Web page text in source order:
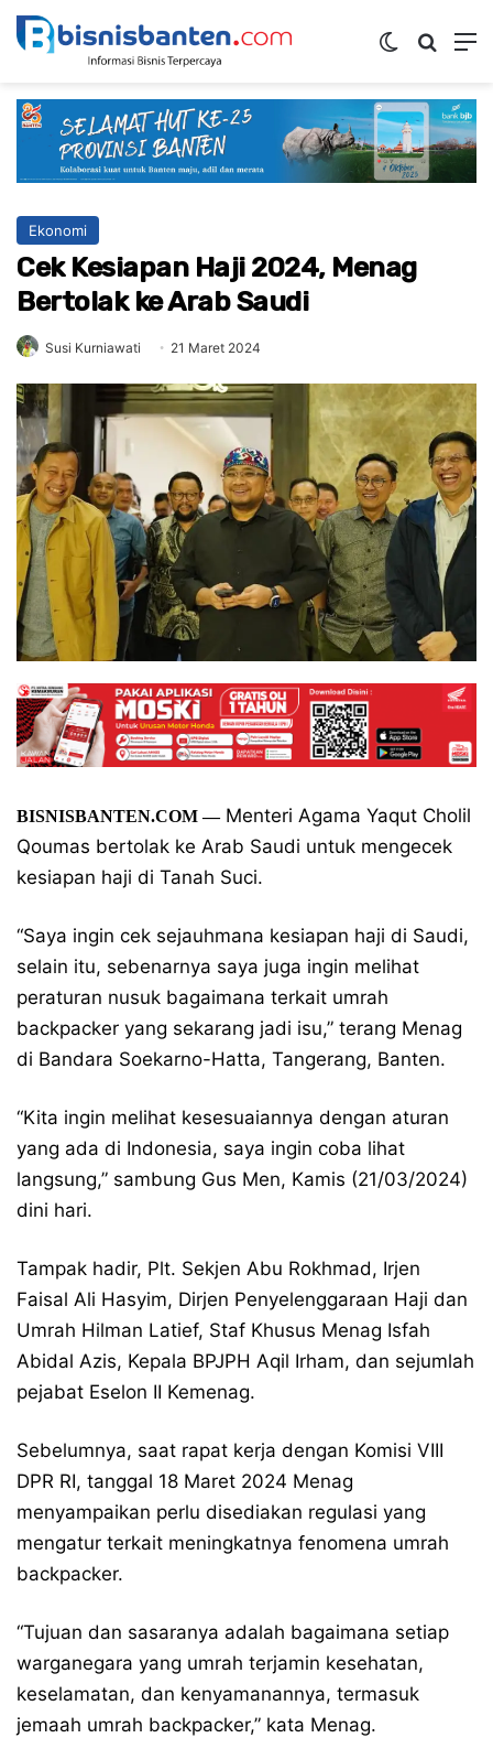
Switch skin
Ekonomi
Cek Kesiapan Haji 2024, Menag
Bertolak ke Arab Saudi
Susi Kurniawati 21 Maret 2024
BISNISBANTEN.COM—Menteri Agama Yaqut Cholil
Qoumas bertolak ke Arab Saudi untuk mengecek
kesiapan haji di Tanah Suci.
“Saya ingin cek sejauhmana kesiapan haji di Saudi,
selain itu, sebenarnya saya juga ingin melihat
peraturan nusuk bagaimana terkait umrah
backpacker yang sekarang jadi isu,” terang Menag
di Bandara Soekarno-Hatta, Tangerang, Banten.
“Kita ingin melihat kesesuaiannya dengan aturan
yang ada di Indonesia, saya ingin coba lihat
langsung,” sambung Gus Men, Kamis (21/03/2024)
dini hari.
Tampak hadir, Plt. Sekjen Abu Rokhmad, Irjen
Faisal Ali Hasyim, Dirjen Penyelenggaraan Haji dan
Umrah Hilman Latief, Staf Khusus Menag Isfah
Abidal Azis, Kepala BPJPH Aqil Irham, dan sejumlah
pejabat Eselon II Kemenag.
Sebelumnya, saat rapat kerja dengan Komisi VIII
DPR RI, tanggal 18 Maret 2024 Menag
menyampaikan perlu disediakan regulasi yang
mengatur terkait meningkatnya fenomena umrah
backpacker.
“Tujuan dan sasaranya adalah bagaimana setiap
warganegara yang umrah terjamin kesehatan,
keselamatan, dan kenyamanannya, termasuk
jemaah umrah backpacker,” kata Menag.